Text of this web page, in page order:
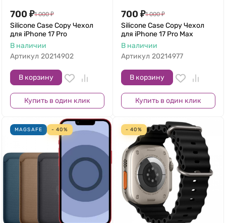
700 ₽1 000 ₽
Silicone Case Copy Чехол
для iPhone 17 Pro
В наличии
Артикул 20214902
В корзину
Купить в один клик
700 ₽1 000 ₽
Silicone Case Copy Чехол
для iPhone 17 Pro Max
В наличии
Артикул 20214977
В корзину
Купить в один клик
MAGSAFE - 40% - 40%